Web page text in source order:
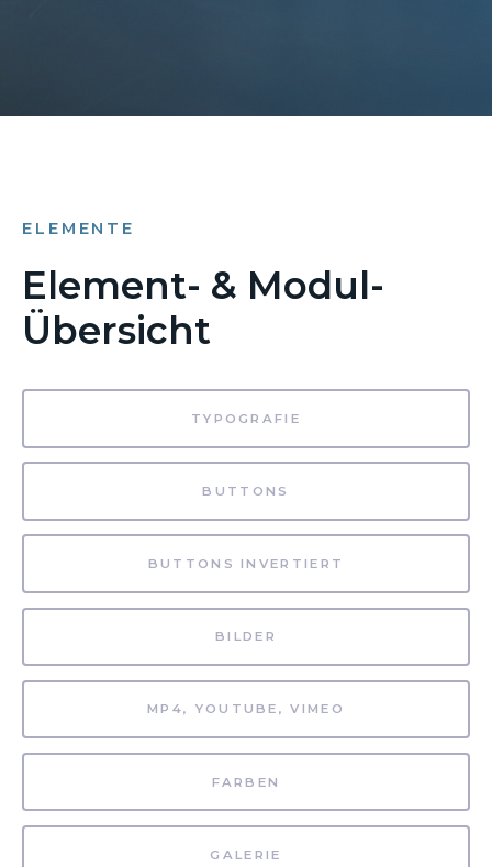
ELEMENTE
Element- & Modul-
Übersicht
TYPOGRAFIE
BUTTONS
BUTTONS INVERTIERT
BILDER
MP4, YOUTUBE, VIMEO
FARBEN
GALERIE